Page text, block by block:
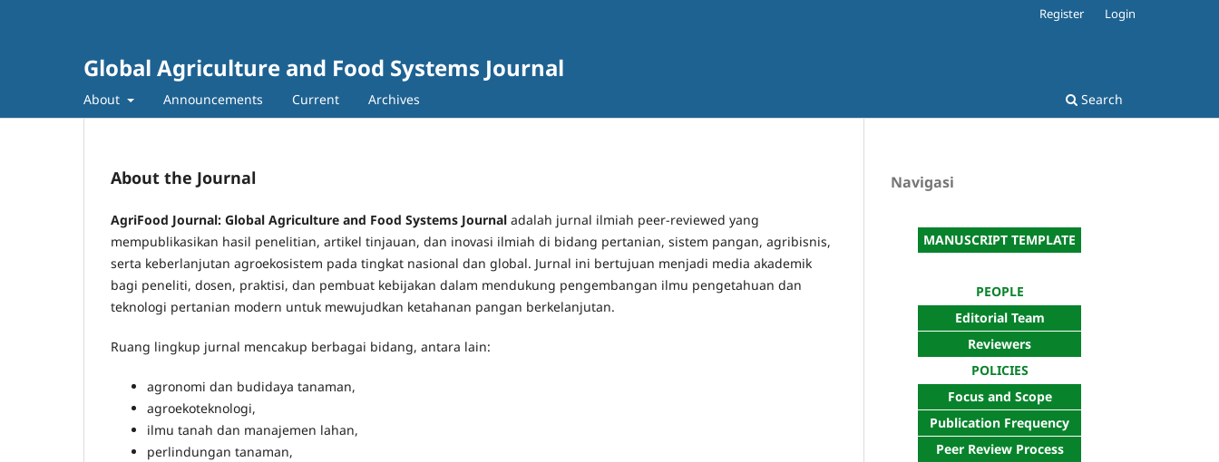
Global Agriculture and Food Systems Journal
About Announcements Current Archives Search
Register Login
About the Journal
AgriFood Journal: Global Agriculture and Food Systems Journal adalah jurnal ilmiah peer-reviewed yang
mempublikasikan hasil penelitian, artikel tinjauan, dan inovasi ilmiah di bidang pertanian, sistem pangan, agribisnis,
serta keberlanjutan agroekosistem pada tingkat nasional dan global. Jurnal ini bertujuan menjadi media akademik
bagi peneliti, dosen, praktisi, dan pembuat kebijakan dalam mendukung pengembangan ilmu pengetahuan dan
teknologi pertanian modern untuk mewujudkan ketahanan pangan berkelanjutan.
Ruang lingkup jurnal mencakup berbagai bidang, antara lain:
agronomi dan budidaya tanaman,
agroekoteknologi,
ilmu tanah dan manajemen lahan,
perlindungan tanaman,
Navigasi
MANUSCRIPT TEMPLATE
PEOPLE
Editorial Team
Reviewers
POLICIES
Focus and Scope
Publication Frequency
Peer Review Process